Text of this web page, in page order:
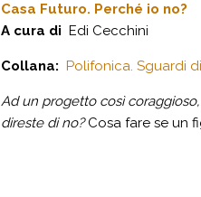
Casa Futuro. Perché io no?
A cura di Edi Cecchini
Collana: Polifonica. Sguardi
Ad un progetto così
direste di no?Cosa fare se un